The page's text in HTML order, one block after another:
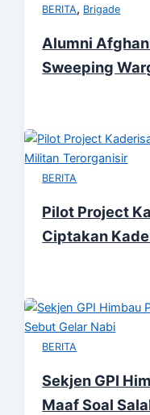
BERITA, Brigade
Alumni
Sweeping
BERITA
Pilot Project
Ciptakan
BERITA
Sekjen GPI
Maaf Soal